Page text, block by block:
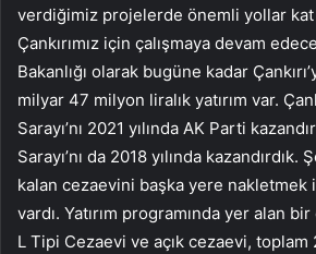
verdiğimiz projelerde önemli yollar
Çankırımız için çalışmaya devam
Bakanlığı olarak bugüne kadar
milyar 47 milyon liralık yatırım var.
Sarayı’nı 2021 yılında AK Parti
Sarayı’nı da 2018 yılında
kalan cezaevini başka yere nakletmek
vardı. Yatırım programında yer alan bir
L Tipi Cezaevi ve açık cezaevi,